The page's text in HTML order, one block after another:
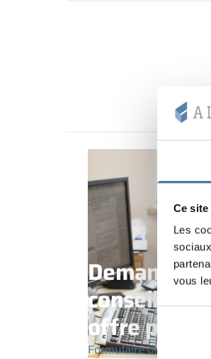
Ce
Les
vous
Demandez
conseiller
offre pour
Formulaire de contact